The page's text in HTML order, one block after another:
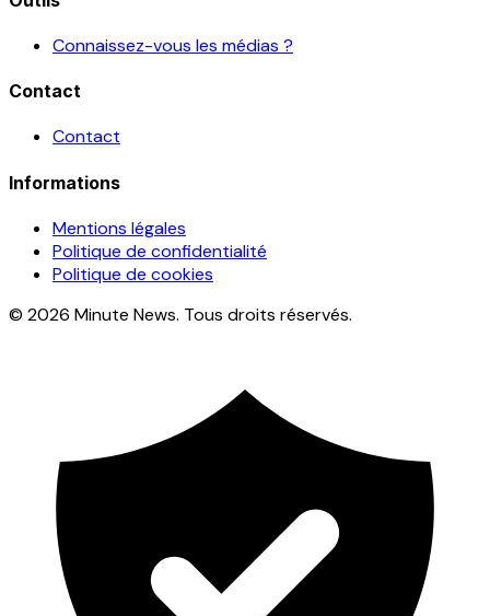
Connaissez-vous les médias ?
Contact
Contact
Informations
Mentions légales
Politique de confidentialité
Politique de cookies
© 2026 Minute News. Tous droits réservés.